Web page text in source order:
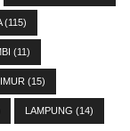
(115)
(11)
(15)
LAMPUNG (14)